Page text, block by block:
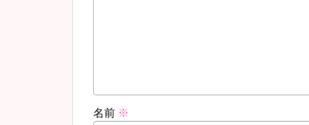
名前 ※